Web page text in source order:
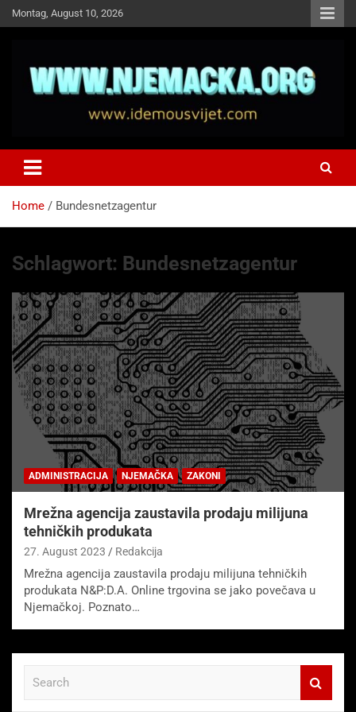
Skip
to
Montag, August 10, 2026
Idemo u Svijet-Njemacka!
Home Bundesnetzagentur
Schlagwort: Bundesnetzagentur
ADMINISTRACIJA NJEMAČKA ZAKONI
Mrežna agencija zaustavila prodaju milijuna
tehničkih produkata
27. August 2023 Redakcija
Mrežna agencija zaustavila prodaju milijuna tehničkih
produkata N&P:D.A. Online trgovina se jako povečava u
Njemačkoj. Poznato…